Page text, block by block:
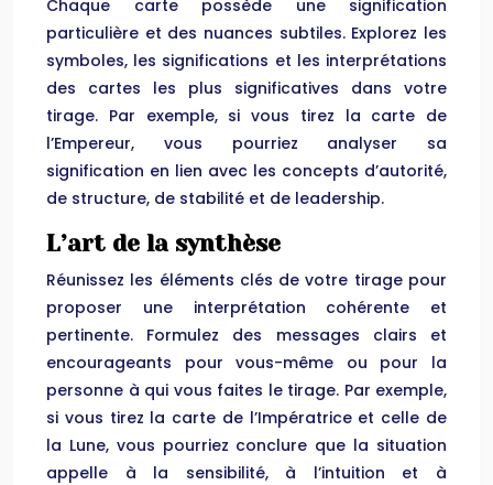
Chaque carte possède une signification
particulière et des nuances subtiles. Explorez les
symboles, les significations et les interprétations
des cartes les plus significatives dans votre
tirage. Par exemple, si vous tirez la carte de
l’Empereur, vous pourriez analyser sa
signification en lien avec les concepts d’autorité,
de structure, de stabilité et de leadership.
L’art de la synthèse
Réunissez les éléments clés de votre tirage pour
proposer une interprétation cohérente et
pertinente. Formulez des messages clairs et
encourageants pour vous-même ou pour la
personne à qui vous faites le tirage. Par exemple,
si vous tirez la carte de l’Impératrice et celle de
la Lune, vous pourriez conclure que la situation
appelle à la sensibilité, à l’intuition et à